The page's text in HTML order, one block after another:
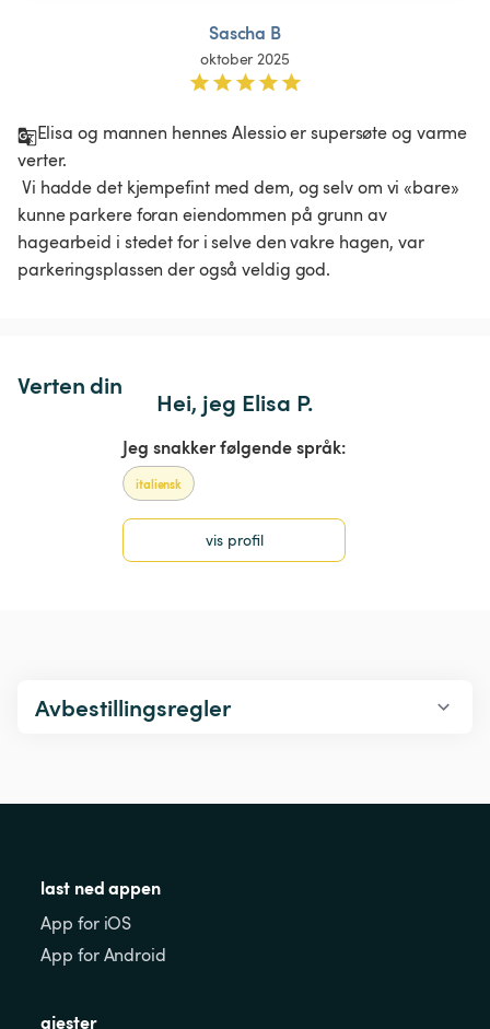
Sascha B
oktober 2025
Elisa og mannen hennes Alessio er supersøte og varme
verter.
kunne parkere foran eiendommen på grunn av
hagearbeid i stedet for i selve den vakre hagen, var
parkeringsplassen der også veldig god.
Verten din
Hei, jeg Elisa P.
Jeg snakker følgende språk:
italiensk
vis profil
Avbestillingsregler
last ned appen
App for iOS
App for Android
gjester